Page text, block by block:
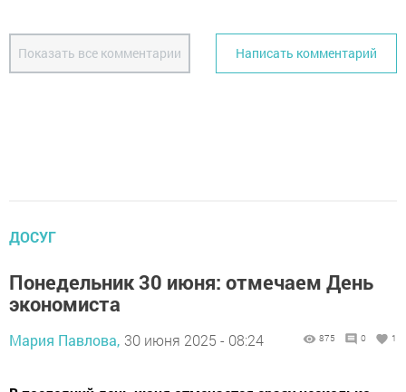
Показать все комментарии Написать комментарий
ДОСУГ
Понедельник 30 июня: отмечаем День
экономиста
Мария Павлова, 30 июня 2025 - 08:24 875 0 1